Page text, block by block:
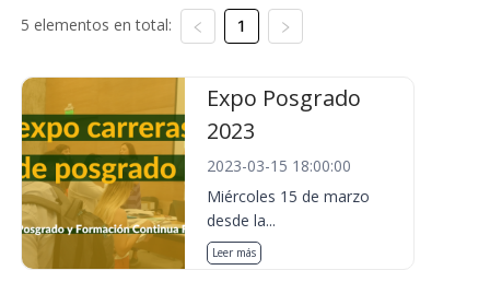
5 elementos en total: 1
Expo Posgrado
2023
2023-03-15 18:00:00
Miércoles 15 de marzo
desde la...
Leer más